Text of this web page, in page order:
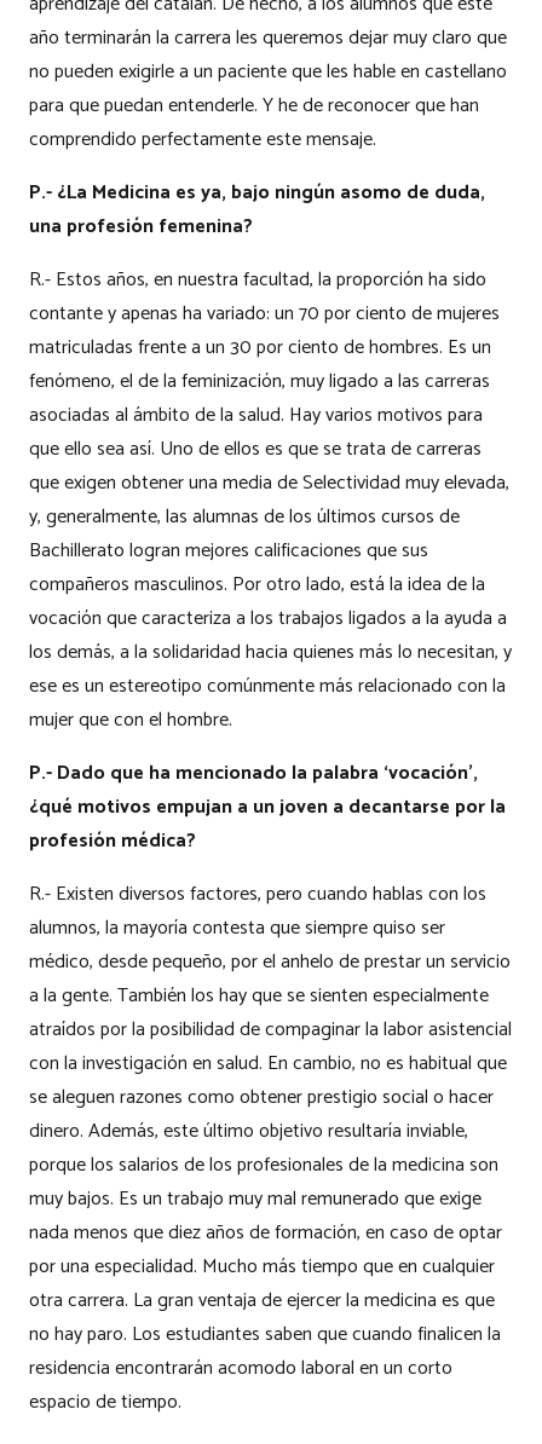
año terminarán la carrera les queremos dejar muy claro que
no pueden exigirle a un paciente que les hable en castellano
para que puedan entenderle. Y he de reconocer que han
comprendido perfectamente este mensaje.
P.- ¿La Medicina es ya, bajo ningún asomo de duda,
una profesión femenina?
R.- Estos años, en nuestra facultad, la proporción ha sido
contante y apenas ha variado: un 70 por ciento de mujeres
matriculadas frente a un 30 por ciento de hombres. Es un
fenómeno, el de la feminización, muy ligado a las carreras
asociadas al ámbito de la salud. Hay varios motivos para
que ello sea así. Uno de ellos es que se trata de carreras
que exigen obtener una media de Selectividad muy elevada,
y, generalmente, las alumnas de los últimos cursos de
Bachillerato logran mejores calificaciones que sus
compañeros masculinos. Por otro lado, está la idea de la
vocación que caracteriza a los trabajos ligados a la ayuda a
los demás, a la solidaridad hacia quienes más lo necesitan, y
ese es un estereotipo comúnmente más relacionado con la
mujer que con el hombre.
P.- Dado que ha mencionado la palabra ‘vocación’,
¿qué motivos empujan a un joven a decantarse por la
profesión médica?
R.- Existen diversos factores, pero cuando hablas con los
alumnos, la mayoría contesta que siempre quiso ser
médico, desde pequeño, por el anhelo de prestar un servicio
a la gente. También los hay que se sienten especialmente
atraídos por la posibilidad de compaginar la labor asistencial
con la investigación en salud. En cambio, no es habitual que
se aleguen razones como obtener prestigio social o hacer
dinero. Además, este último objetivo resultaría inviable,
porque los salarios de los profesionales de la medicina son
muy bajos. Es un trabajo muy mal remunerado que exige
nada menos que diez años de formación, en caso de optar
por una especialidad. Mucho más tiempo que en cualquier
otra carrera. La gran ventaja de ejercer la medicina es que
no hay paro. Los estudiantes saben que cuando finalicen la
residencia encontrarán acomodo laboral en un corto
espacio de tiempo.